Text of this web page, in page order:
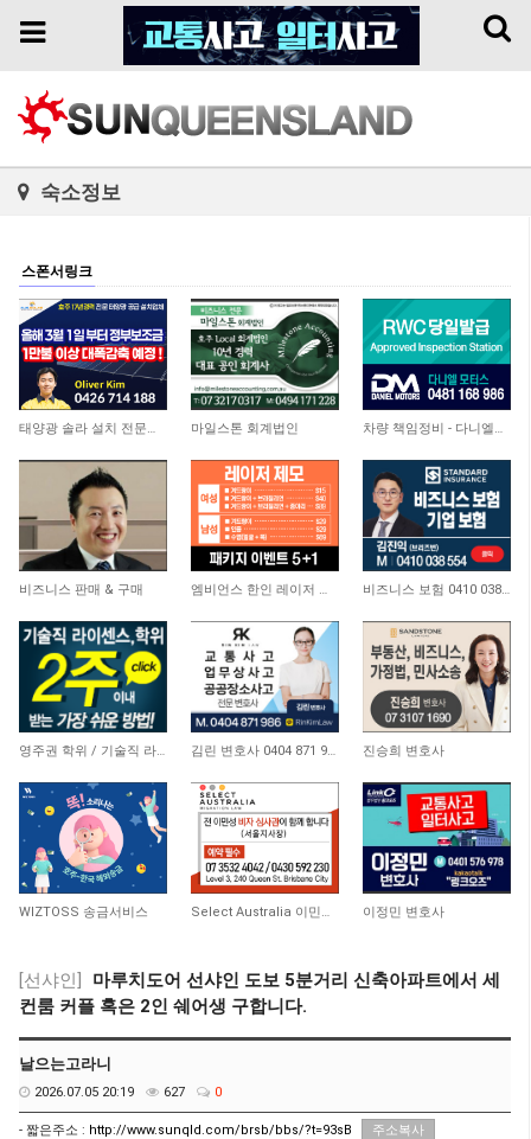
Toggle
Toggle
숙소정보
스폰서링크
11,376 태양광 솔라 설치 전문업체 4,517
마일스톤 회계법인 4,749 차량 책임정비 - 다니엘모터스
6,083
비즈니스 판매 & 구매 3,852 엠비언스 한인 레이저 클리닉 3,916 비즈니스 보험 0410 038 554
20,750 영주권 학위 / 기술직 라이센스 최소2주안에 받기! (요리, 페인팅, 용접, 차일드케어 등… 11,421 김린 변호사 0404 871 986 9,441
진승희 변호사
9,752
WIZTOSS 송금서비스 9,861 Select Australia 이민전문 9,264
이정민 변호사
[선샤인]
마루치도어 선샤인 도보 5분거리 신축아파트에서 세
컨룸 커플 혹은 2인 쉐어생 구합니다.
날으는고라니
2026.07.05 20:19 627 0
- 짧은주소 : http://www.sunqld.com/brsb/bbs/?t=93sB 주소복사